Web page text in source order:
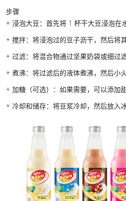
步骤
+ 浸泡大豆：首先将 1 杯干大豆浸泡在
+ 搅拌：将浸泡过的豆子沥干，然后将
+ 过滤：将混合物通过坚果奶袋或细过
+ 煮沸：将过滤后的液体煮沸，然后小
+ 加糖（可选）：如果需要，可以添加
+ 冷却和储存：将豆浆冷却，然后放入